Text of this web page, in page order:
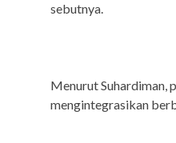
sebutnya.
Menurut Suhardiman,
mengintegrasikan